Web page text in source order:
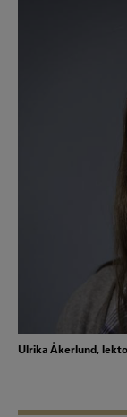
Ulrika Åkerlund,